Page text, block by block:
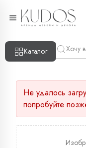
Каталог
Не удалось
попробуйте